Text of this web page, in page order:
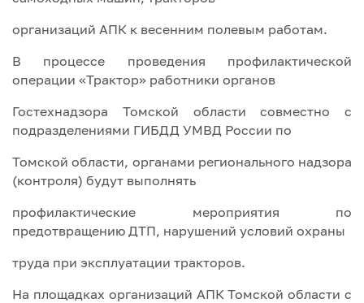
организаций АПК к весенним полевым работам.
В процессе проведения профилактической
операции «Трактор» работники органов
Гостехнадзора Томской области совместно с
подразделениями ГИБДД УМВД России по
Томской области, органами регионального надзора
(контроля) будут выполнять
профилактические мероприятия по
предотвращению ДТП, нарушений условий охраны
труда при эксплуатации тракторов.
На площадках организаций АПК Томской области с